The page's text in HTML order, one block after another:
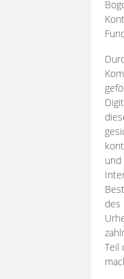
des
Teil